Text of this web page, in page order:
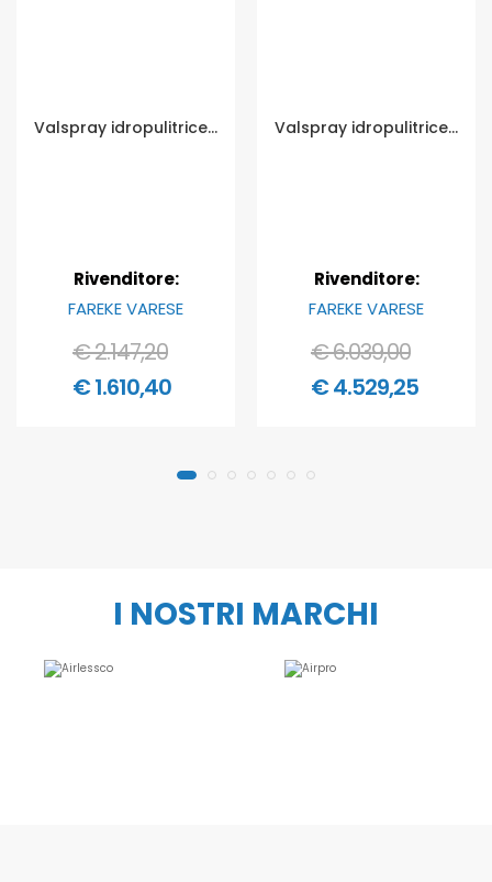
Valspray idropulitrice Vs 2500 - 230V
Rivenditore:
FAREKE VARESE
€ 2.147,20
€ 1.610,40
Valspray idropulitrice BTK benzina - 280 bar
Rivenditore:
FAREKE VARESE
€ 6.039,00
€ 4.529,25
I NOSTRI MARCHI